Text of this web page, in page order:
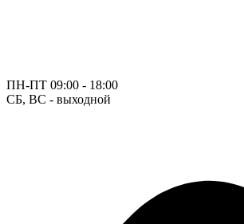
ПН-ПТ 09:00 - 18:00
СБ, ВС - выходной